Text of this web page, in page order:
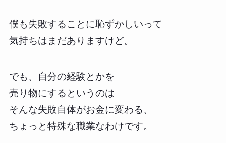
僕も失敗することに恥ずかしいって
気持ちはまだありますけど。
でも、自分の経験とかを
売り物にするというのは
そんな失敗自体がお金に変わる、
ちょっと特殊な職業なわけです。